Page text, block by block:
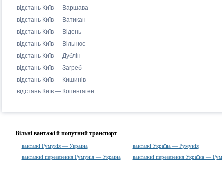
відстань Київ — Варшава
відстань Київ — Ватикан
відстань Київ — Відень
відстань Київ — Вільнюс
відстань Київ — Дублін
відстань Київ — Загреб
відстань Київ — Кишинів
відстань Київ — Копенгаген
Вільні вантажі й попутний транспорт
вантажі Румунія — Україна
вантажі Україна — Румунія
вантажні перевезення Румунія — Україна
вантажні перевезення Україна —